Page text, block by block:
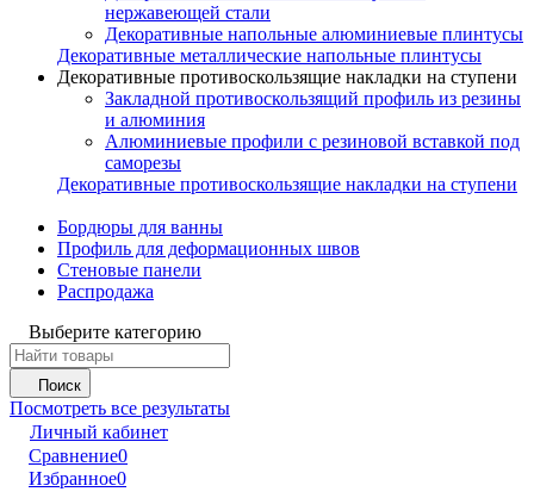
нержавеющей стали
Декоративные напольные алюминиевые плинтусы
Декоративные металлические напольные плинтусы
Декоративные противоскользящие накладки на ступени
Закладной противоскользящий профиль из резины
и алюминия
Алюминиевые профили с резиновой вставкой под
саморезы
Декоративные противоскользящие накладки на ступени
Бордюры для ванны
Профиль для деформационных швов
Стеновые панели
Распродажа
Выберите категорию
Поиск
Посмотреть все результаты
Личный кабинет
Сравнение0
Избранное0